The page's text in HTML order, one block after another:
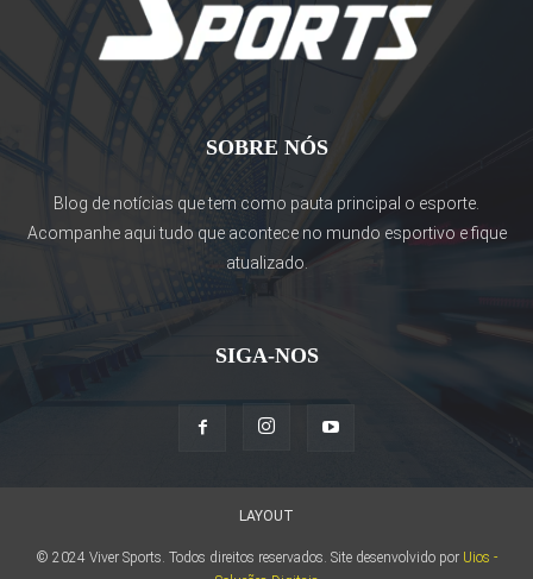
SOBRE NÓS
Blog de notícias que tem como pauta principal o esporte.
Acompanhe aqui tudo que acontece no mundo esportivo e fique
atualizado.
SIGA-NOS
LAYOUT
© 2024 Viver Sports. Todos direitos reservados. Site desenvolvido por Uios -